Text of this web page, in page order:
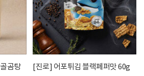
곰탕
[진로] 어포튀김 블랙페퍼맛 60g